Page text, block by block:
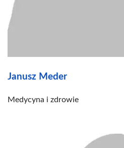
Janusz Meder
Medycyna i zdrowie